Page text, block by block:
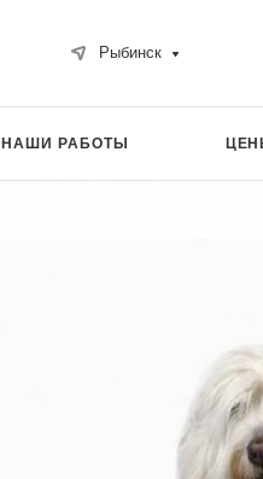
Рыбинск
НАШИ РАБОТЫ